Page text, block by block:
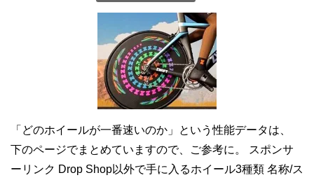
「どのホイールが一番速いのか」という性能データは、
下のページでまとめていますので、ご参考に。 スポンサ
ーリンク Drop Shop以外で手に入るホイール3種類 名称/ス